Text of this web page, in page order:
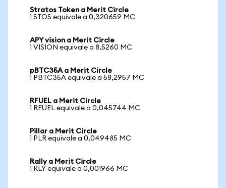
Stratos Token a Merit Circle
1 STOS equivale a 0,320659 MC
APY vision a Merit Circle
1 VISION equivale a 8,5260 MC
pBTC35A a Merit Circle
1 PBTC35A equivale a 58,2957 MC
RFUEL a Merit Circle
1 RFUEL equivale a 0,045744 MC
Pillar a Merit Circle
1 PLR equivale a 0,049485 MC
Rally a Merit Circle
1 RLY equivale a 0,001966 MC